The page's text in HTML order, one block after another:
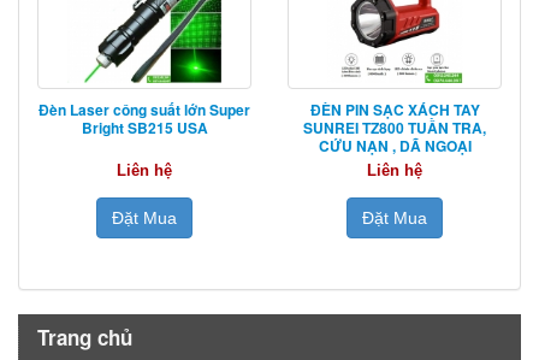
Đèn Laser công suất lớn Super
Bright SB215 USA
Liên hệ
Đặt Mua
ĐÈN PIN SẠC XÁCH TAY
SUNREI TZ800 TUẦN TRA,
CỨU NẠN , DÃ NGOẠI
Liên hệ
Đặt Mua
Trang chủ